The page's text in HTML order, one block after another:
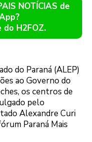
NOTÍCIAS de
H2FOZ.
do Paraná (ALEP)
ao Governo do
os centros de
pelo
Alexandre Curi
Paraná Mais